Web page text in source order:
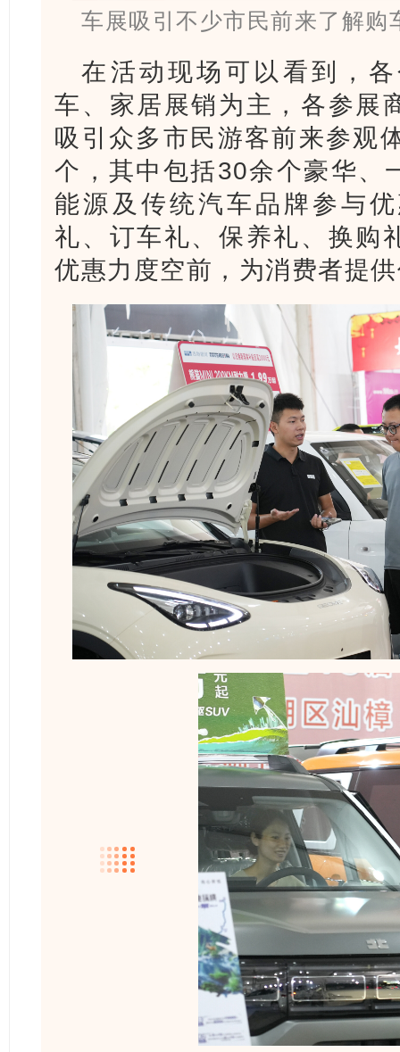
车展吸引不少市民前来了解购
在活动现场可以看到，
车、家居展销为主，各参展
吸引众多市民游客前来参观
个，其中包括30余个豪华、
能源及传统汽车品牌参与
礼、订车礼、保养礼、换购
优惠力度空前，为消费者提